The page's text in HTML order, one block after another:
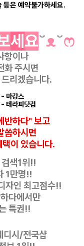
은 예약불가하세요.
세 요˘ᴥ˘ෆ
항이나
화 주시면
리겠습니다.
- 마캉스
- 테라피닷컴
반하다" 보고
씀하시면
이 있습니다.
색1위!!
1만명!!
자인 최고점수!!
다에서만
특권!!
디시/전국샵